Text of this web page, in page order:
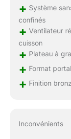
+ Système
confinés
+ Ventilateur
cuisson
+ Plateau à
+ Format
+ Finition
Inconvénients